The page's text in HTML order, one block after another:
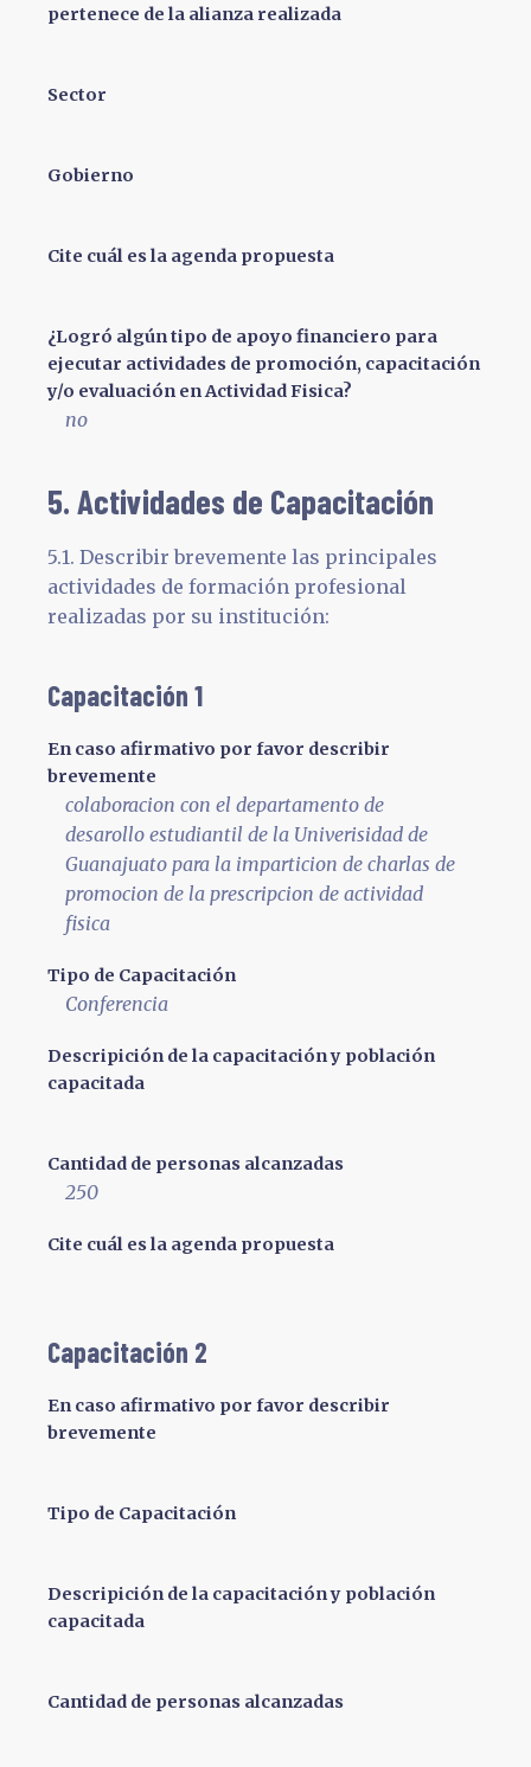
pertenece de la alianza realizada
Sector
Gobierno
Cite cuál es la agenda propuesta
¿Logró algún tipo de apoyo financiero para
ejecutar actividades de promoción, capacitación
y/o evaluación en Actividad Fisica?
no
5. Actividades de Capacitación
5.1. Describir brevemente las principales
actividades de formación profesional
realizadas por su institución:
Capacitación 1
En caso afirmativo por favor describir
brevemente
colaboracion con el departamento de
desarollo estudiantil de la Univerisidad de
Guanajuato para la imparticion de charlas de
promocion de la prescripcion de actividad
fisica
Tipo de Capacitación
Conferencia
Descripición de la capacitación y población
capacitada
Cantidad de personas alcanzadas
250
Cite cuál es la agenda propuesta
Capacitación 2
En caso afirmativo por favor describir
brevemente
Tipo de Capacitación
Descripición de la capacitación y población
capacitada
Cantidad de personas alcanzadas